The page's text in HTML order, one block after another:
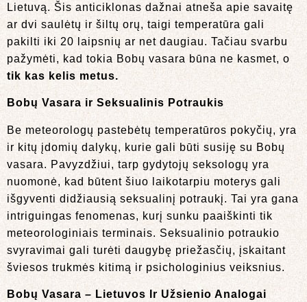
Lietuvą. Šis anticiklonas dažnai atneša apie savaitę
ar dvi saulėtų ir šiltų orų, taigi temperatūra gali
pakilti iki 20 laipsnių ar net daugiau. Tačiau svarbu
pažymėti, kad tokia Bobų vasara būna ne kasmet, o
tik kas kelis metus.
Bobų Vasara ir Seksualinis Potraukis
Be meteorologų pastebėtų temperatūros pokyčių, yra
ir kitų įdomių dalykų, kurie gali būti susiję su Bobų
vasara. Pavyzdžiui, tarp gydytojų seksologų yra
nuomonė, kad būtent šiuo laikotarpiu moterys gali
išgyventi didžiausią seksualinį potraukį. Tai yra gana
intriguingas fenomenas, kurį sunku paaiškinti tik
meteorologiniais terminais. Seksualinio potraukio
svyravimai gali turėti daugybę priežasčių, įskaitant
šviesos trukmės kitimą ir psichologinius veiksnius.
Bobų Vasara – Lietuvos Ir Užsienio Analogai